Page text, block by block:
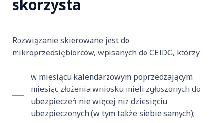
skorzysta
Rozwiązanie skierowane jest do
mikroprzedsiębiorców, wpisanych do CEIDG, którzy:
w miesiącu kalendarzowym poprzedzającym
miesiąc złożenia wniosku mieli zgłoszonych do
ubezpieczeń nie więcej niż dziesięciu
ubezpieczonych (w tym także siebie samych);